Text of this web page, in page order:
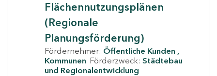
Flächennutzungsplänen
(Regionale
Planungsförderung)
Fördernehmer: Öffentliche Kunden
Kommunen Förderzweck: Städtebau
und Regionalentwicklung